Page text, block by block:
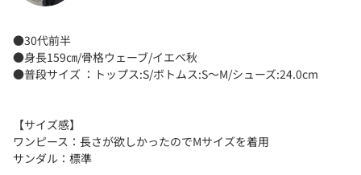
●30代前半
●身長159㎝/骨格ウェーブ/イエベ秋
●普段サイズ ：トップス:S/ボトムス:S〜M/シューズ:24.0cm
【サイズ感】
ワンピース：長さが欲しかったのでMサイズを着用
サンダル：標準